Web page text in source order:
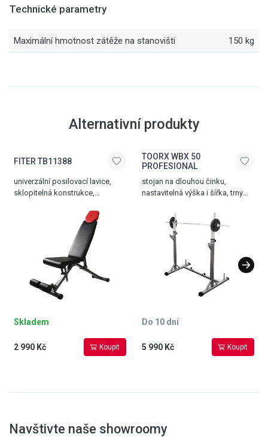
Technické parametry
Maximální hmotnost zátěže na stanovišti 150 kg
Alternativní produkty
FITER TB11388
univerzální posilovací lavice,
sklopitelná konstrukce,
i sedák, celková nosnost 300
kg, hmotnost 11,6 kg
Skladem
2 990 Kč Koupit
TOORX WBX 50
PROFESIONAL
stojan na dlouhou činku,
nastavitelná výška i šířka, trny
kg, hmotnost 27,5 kg
Do 10 dní
5 990 Kč Koupit
Navštivte naše showroomy